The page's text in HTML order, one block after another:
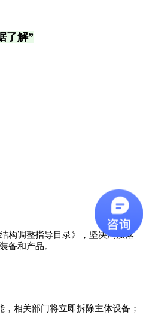
了解”
构调整指导目录》，坚决淘汰落
备和产品。
相关部门将立即拆除主体设备；